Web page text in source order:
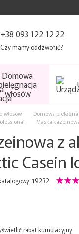
+38 093 122 12 22
Czy mamy oddzwonić?
Domowa
włosów
włosów Domowa
Maska
z
Casein
19232
rabat kumulacyjny